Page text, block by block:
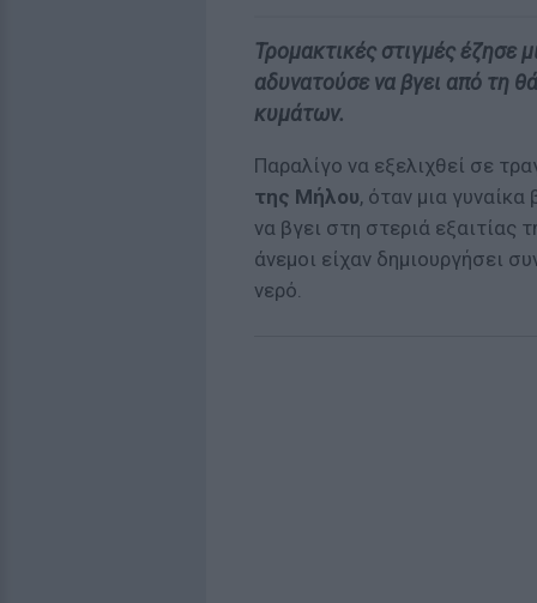
Τρομακτικές στιγμές έζησε
αδυνατούσε να βγει από τη
κυμάτων.
Παραλίγο να εξελιχθεί σε
της Μήλου, όταν μια
να βγει στη στεριά
άνεμοι είχαν δημιουργήσει
νερό.